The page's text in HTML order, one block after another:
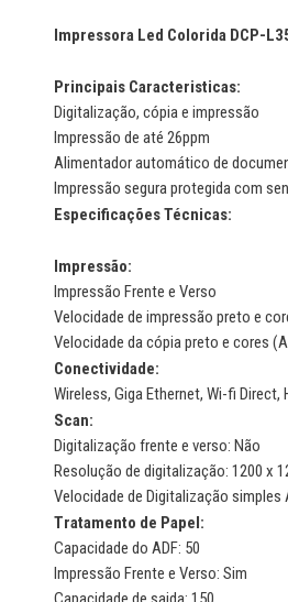
Impressora Led Colorida DCP-
Principais Caracteristicas:
Digitalização, cópia e impressão
Impressão de até 26ppm
Alimentador automático de
Impressão segura protegida com
Especificações Técnicas:
Impressão:
Impressão Frente e Verso
Velocidade de impressão preto e
Velocidade da cópia preto e cores
Conectividade:
Wireless, Giga Ethernet, Wi-fi Direct,
Scan:
Digitalização frente e verso: Não
Resolução de digitalização: 1200 x
Velocidade de Digitalização
Tratamento de Papel:
Capacidade do ADF: 50
Impressão Frente e Verso: Sim